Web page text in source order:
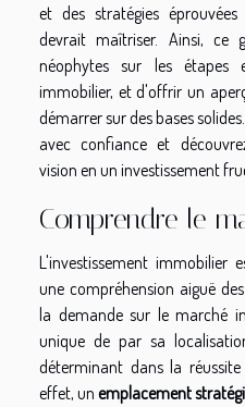
et des stratégies
devrait maîtriser. Ainsi, ce
néophytes sur les étapes
immobilier, et d'offrir un
démarrer sur des bases
avec confiance et
vision en un investissement
Comprendre le
L'investissement immobilier
une compréhension aiguë
la demande sur le marché
unique de par sa
déterminant dans la
effet, unemplacement